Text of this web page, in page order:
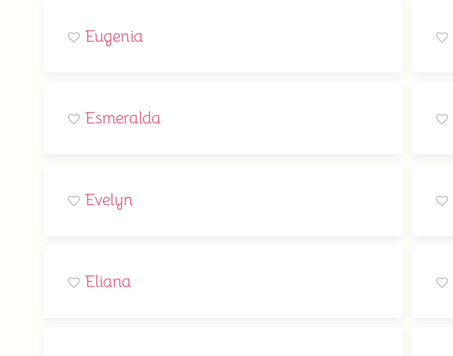
Eugenia
Esmeralda
Evelyn
Eliana